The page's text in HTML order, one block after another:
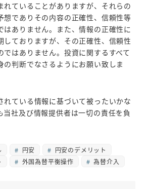
れていることがありますが、それらの
想でありその内容の正確性、信頼性等
はありません。また、情報の正確性に
しておりますが、その正確性、信頼性
ではありません。投資に関するすべて
の判断でなさるようにお願い致しま
れている情報に基づいて被ったいかな
当社及び情報提供者は一切の責任を負
円安
円安のデメリット
外国為替平衡操作 為替介入